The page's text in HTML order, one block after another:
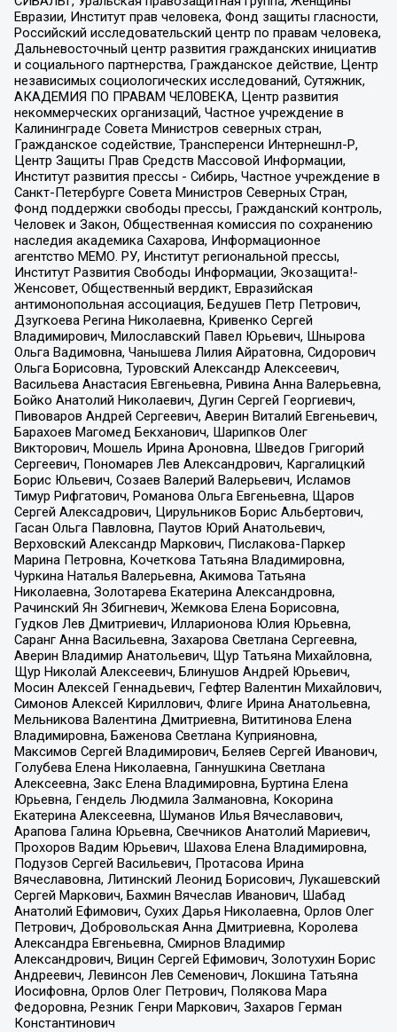
Евразии, Институт прав человека, Фонд защиты гласности,
Российский исследовательский центр по правам человека,
Дальневосточный центр развития гражданских инициатив
и социального партнерства, Гражданское действие, Центр
независимых социологических исследований, Сутяжник,
АКАДЕМИЯ ПО ПРАВАМ ЧЕЛОВЕКА, Центр развития
некоммерческих организаций, Частное учреждение в
Калининграде Совета Министров северных стран,
Гражданское содействие, Трансперенси Интернешнл-Р,
Центр Защиты Прав Средств Массовой Информации,
Институт развития прессы - Сибирь, Частное учреждение в
Санкт-Петербурге Совета Министров Северных Стран,
Фонд поддержки свободы прессы, Гражданский контроль,
Человек и Закон, Общественная комиссия по сохранению
наследия академика Сахарова, Информационное
агентство МЕМО. РУ, Институт региональной прессы,
Институт Развития Свободы Информации, Экозащита!-
Женсовет, Общественный вердикт, Евразийская
антимонопольная ассоциация, Бедушев Петр Петрович,
Дзугкоева Регина Николаевна, Кривенко Сергей
Владимирович, Милославский Павел Юрьевич, Шнырова
Ольга Вадимовна, Чанышева Лилия Айратовна, Сидорович
Ольга Борисовна, Туровский Александр Алексеевич,
Васильева Анастасия Евгеньевна, Ривина Анна Валерьевна,
Бойко Анатолий Николаевич, Дугин Сергей Георгиевич,
Пивоваров Андрей Сергеевич, Аверин Виталий Евгеньевич,
Барахоев Магомед Бекханович, Шарипков Олег
Викторович, Мошель Ирина Ароновна, Шведов Григорий
Сергеевич, Пономарев Лев Александрович, Каргалицкий
Борис Юльевич, Созаев Валерий Валерьевич, Исламов
Тимур Рифгатович, Романова Ольга Евгеньевна, Щаров
Сергей Алексадрович, Цирульников Борис Альбертович,
Гасан Ольга Павловна, Паутов Юрий Анатольевич,
Верховский Александр Маркович, Пислакова-Паркер
Марина Петровна, Кочеткова Татьяна Владимировна,
Чуркина Наталья Валерьевна, Акимова Татьяна
Николаевна, Золотарева Екатерина Александровна,
Рачинский Ян Збигневич, Жемкова Елена Борисовна,
Гудков Лев Дмитриевич, Илларионова Юлия Юрьевна,
Саранг Анна Васильевна, Захарова Светлана Сергеевна,
Аверин Владимир Анатольевич, Щур Татьяна Михайловна,
Щур Николай Алексеевич, Блинушов Андрей Юрьевич,
Мосин Алексей Геннадьевич, Гефтер Валентин Михайлович,
Симонов Алексей Кириллович, Флиге Ирина Анатольевна,
Мельникова Валентина Дмитриевна, Вититинова Елена
Владимировна, Баженова Светлана Куприяновна,
Максимов Сергей Владимирович, Беляев Сергей Иванович,
Голубева Елена Николаевна, Ганнушкина Светлана
Алексеевна, Закс Елена Владимировна, Буртина Елена
Юрьевна, Гендель Людмила Залмановна, Кокорина
Екатерина Алексеевна, Шуманов Илья Вячеславович,
Арапова Галина Юрьевна, Свечников Анатолий Мариевич,
Прохоров Вадим Юрьевич, Шахова Елена Владимировна,
Подузов Сергей Васильевич, Протасова Ирина
Вячеславовна, Литинский Леонид Борисович, Лукашевский
Сергей Маркович, Бахмин Вячеслав Иванович, Шабад
Анатолий Ефимович, Сухих Дарья Николаевна, Орлов Олег
Петрович, Добровольская Анна Дмитриевна, Королева
Александра Евгеньевна, Смирнов Владимир
Александрович, Вицин Сергей Ефимович, Золотухин Борис
Андреевич, Левинсон Лев Семенович, Локшина Татьяна
Иосифовна, Орлов Олег Петрович, Полякова Мара
Федоровна, Резник Генри Маркович, Захаров Герман
Константинович